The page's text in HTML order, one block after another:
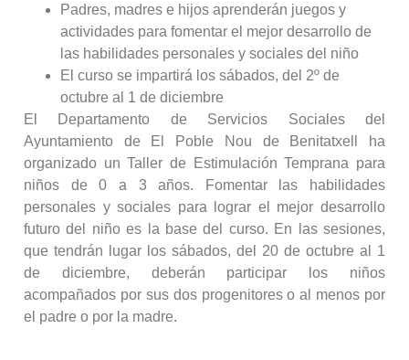
Padres, madres e hijos aprenderán juegos y
actividades para fomentar el mejor desarrollo de
las habilidades personales y sociales del niño
El curso se impartirá los sábados, del 2º de
octubre al 1 de diciembre
El Departamento de Servicios Sociales del
Ayuntamiento de El Poble Nou de Benitatxell ha
organizado un Taller de Estimulación Temprana para
niños de 0 a 3 años. Fomentar las habilidades
personales y sociales para lograr el mejor desarrollo
futuro del niño es la base del curso. En las sesiones,
que tendrán lugar los sábados, del 20 de octubre al 1
de diciembre, deberán participar los niños
acompañados por sus dos progenitores o al menos por
el padre o por la madre.